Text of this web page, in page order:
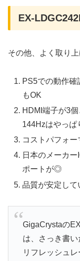
EX-
その他、よく取り
PS5での動作
もOK
HDMI端子が3
144Hzはやっぱ
コストパフォー
日本のメーカ
ポートが◎
品質が安定して
GigaCrystaの
は、さっき書
リフレッシュ